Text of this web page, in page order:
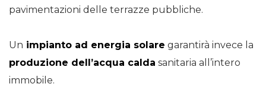
pavimentazioni delle terrazze pubbliche.
Un impianto ad energia solare garantirà invece la
produzione dell’acqua calda sanitaria all’intero
immobile.